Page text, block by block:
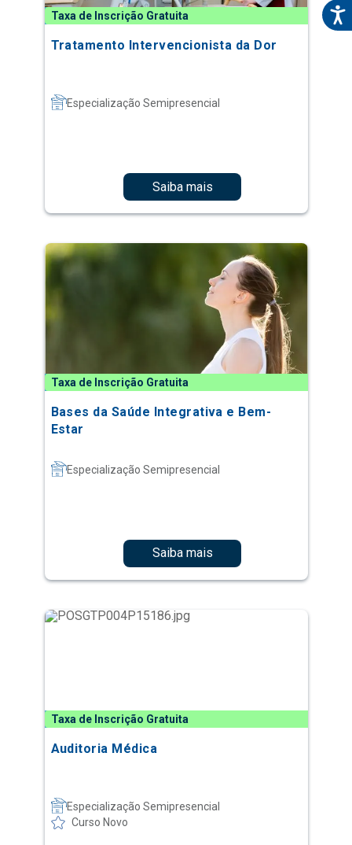
Taxa de Inscrição Gratuita
Tratamento Intervencionista da Dor
Especialização Semipresencial
Saiba mais
Taxa de Inscrição Gratuita
Bases da Saúde Integrativa e Bem-
Estar
Especialização Semipresencial
Saiba mais
Taxa de Inscrição Gratuita
Auditoria Médica
Especialização Semipresencial
Curso Novo